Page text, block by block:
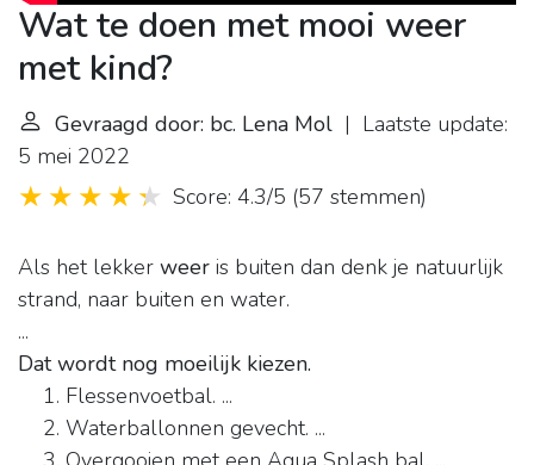
Wat te doen met mooi weer
met kind?
Gevraagd door: bc. Lena Mol | Laatste update:
5 mei 2022
Score: 4.3/5 (57 stemmen)
Als het lekker weer is buiten dan denk je natuurlijk
strand, naar buiten en water.
...
Dat wordt nog moeilijk kiezen.
Flessenvoetbal. ...
Waterballonnen gevecht. ...